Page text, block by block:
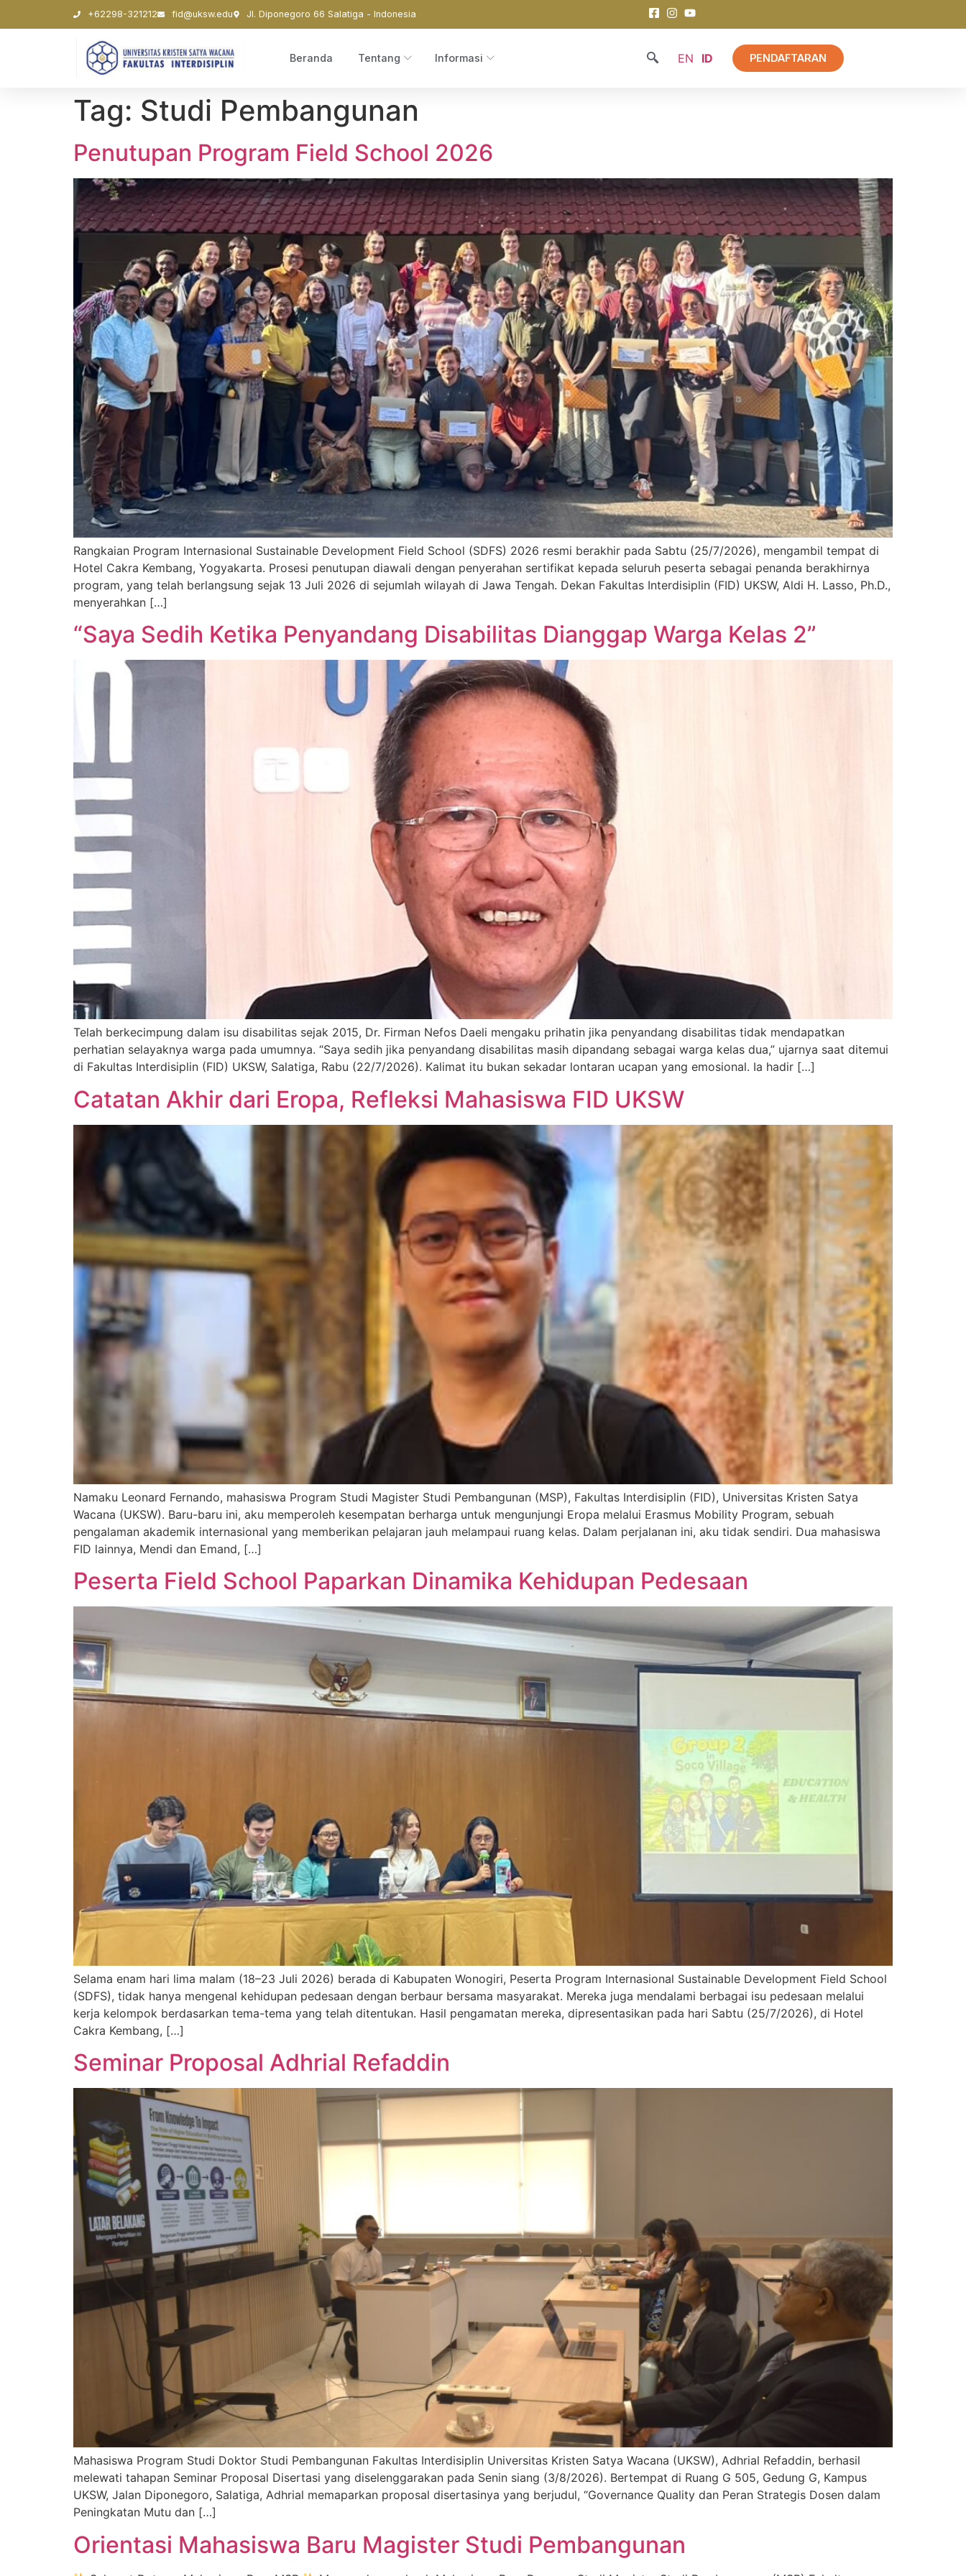
+62298-321212 fid@uksw.edu Jl. Diponegoro 66 Salatiga - Indonesia
Beranda Tentang Informasi EN ID PENDAFTARAN
Tag: Studi Pembangunan
Penutupan Program Field School 2026
Rangkaian Program Internasional Sustainable Development Field School (SDFS) 2026 resmi berakhir pada Sabtu (25/7/2026), mengambil tempat di
Hotel Cakra Kembang, Yogyakarta. Prosesi penutupan diawali dengan penyerahan sertifikat kepada seluruh peserta sebagai penanda berakhirnya
program, yang telah berlangsung sejak 13 Juli 2026 di sejumlah wilayah di Jawa Tengah. Dekan Fakultas Interdisiplin (FID) UKSW, Aldi H. Lasso, Ph.D.,
menyerahkan […]
“Saya Sedih Ketika Penyandang Disabilitas Dianggap Warga Kelas 2”
Telah berkecimpung dalam isu disabilitas sejak 2015, Dr. Firman Nefos Daeli mengaku prihatin jika penyandang disabilitas tidak mendapatkan
perhatian selayaknya warga pada umumnya. “Saya sedih jika penyandang disabilitas masih dipandang sebagai warga kelas dua,” ujarnya saat ditemui
di Fakultas Interdisiplin (FID) UKSW, Salatiga, Rabu (22/7/2026). Kalimat itu bukan sekadar lontaran ucapan yang emosional. Ia hadir […]
Catatan Akhir dari Eropa, Refleksi Mahasiswa FID UKSW
Namaku Leonard Fernando, mahasiswa Program Studi Magister Studi Pembangunan (MSP), Fakultas Interdisiplin (FID), Universitas Kristen Satya
Wacana (UKSW). Baru-baru ini, aku memperoleh kesempatan berharga untuk mengunjungi Eropa melalui Erasmus Mobility Program, sebuah
pengalaman akademik internasional yang memberikan pelajaran jauh melampaui ruang kelas. Dalam perjalanan ini, aku tidak sendiri. Dua mahasiswa
FID lainnya, Mendi dan Emand, […]
Peserta Field School Paparkan Dinamika Kehidupan Pedesaan
Selama enam hari lima malam (18–23 Juli 2026) berada di Kabupaten Wonogiri, Peserta Program Internasional Sustainable Development Field School
(SDFS), tidak hanya mengenal kehidupan pedesaan dengan berbaur bersama masyarakat. Mereka juga mendalami berbagai isu pedesaan melalui
kerja kelompok berdasarkan tema-tema yang telah ditentukan. Hasil pengamatan mereka, dipresentasikan pada hari Sabtu (25/7/2026), di Hotel
Cakra Kembang, […]
Seminar Proposal Adhrial Refaddin
Mahasiswa Program Studi Doktor Studi Pembangunan Fakultas Interdisiplin Universitas Kristen Satya Wacana (UKSW), Adhrial Refaddin, berhasil
melewati tahapan Seminar Proposal Disertasi yang diselenggarakan pada Senin siang (3/8/2026). Bertempat di Ruang G 505, Gedung G, Kampus
UKSW, Jalan Diponegoro, Salatiga, Adhrial memaparkan proposal disertasinya yang berjudul, “Governance Quality dan Peran Strategis Dosen dalam
Peningkatan Mutu dan […]
Orientasi Mahasiswa Baru Magister Studi Pembangunan